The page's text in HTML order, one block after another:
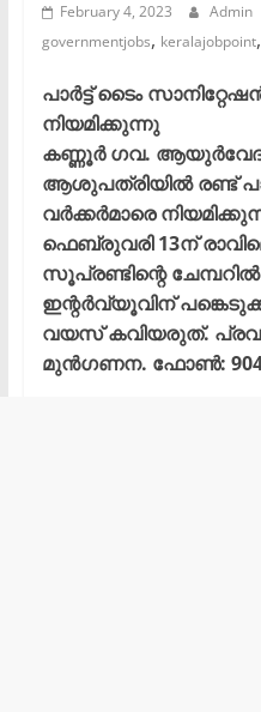
February 4, 2023 Admin
governmentjobs, keralajobpoint,
പാർട്ട് ടൈം
നിയമിക്കുന്നു
കണ്ണൂർ ഗവ.
ആശുപത്രിയിൽ രണ്ട്
വർക്കർമാരെ
ഫെബ്രുവരി 13ന്
സൂപ്രണ്ടിന്റെ
ഇന്റർവ്യൂവിന്
വയസ് കവിയരുത്.
മുൻഗണന. ഫോൺ: